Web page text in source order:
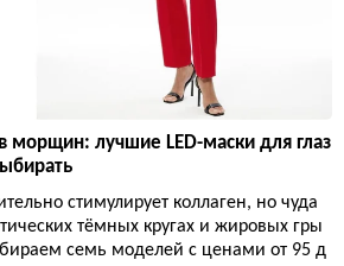
морщин: лучшие LED-маски для глаз
стимулирует коллаген, но чуда
тёмных кругах и жировых гры
семь моделей с ценами от 95 д